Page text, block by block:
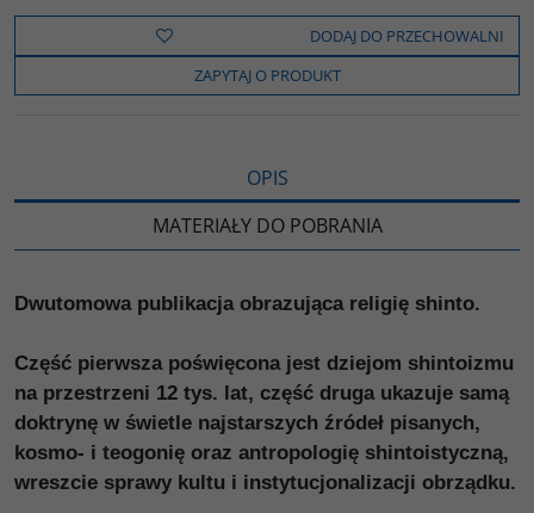
e
o
k
t
t
e
o
y
i
n
k
z
e
l
s
DODAJ DO PRZECHOWALNI
ZAPYTAJ O PRODUKT
OPIS
MATERIAŁY DO POBRANIA
Dwutomowa publikacja obrazująca religię shinto.
Część pierwsza poświęcona jest dziejom shintoizmu
na przestrzeni 12 tys. lat, część druga ukazuje samą
doktrynę w świetle najstarszych źródeł pisanych,
kosmo- i teogonię oraz antropologię shintoistyczną,
wreszcie sprawy kultu i instytucjonalizacji obrządku.